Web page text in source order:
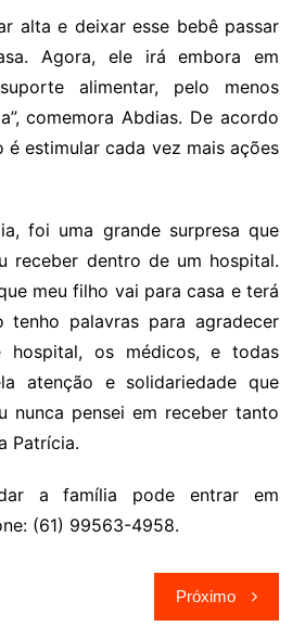
alta e deixar esse bebê passar
Agora, ele irá embora em
alimentar, pelo menos
comemora Abdias. De acordo
estimular cada vez mais ações
foi uma grande surpresa que
receber dentro de um hospital.
meu filho vai para casa e terá
tenho palavras para agradecer
hospital, os médicos, e todas
atenção e solidariedade que
nunca pensei em receber tanto
Patrícia.
a família pode entrar em
(61) 99563-4958.
Próximo